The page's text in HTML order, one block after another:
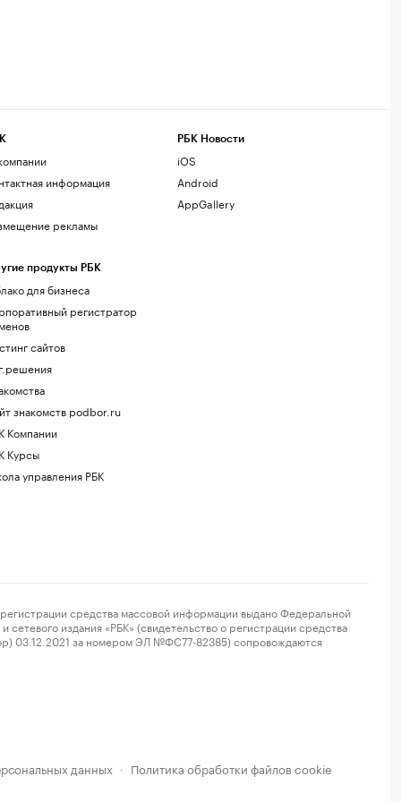
информация
рекламы
продукты РБК
для бизнеса
регистратор
сайтов
знакомств podbor.ru
Компании
Курсы
управления РБК
РБК Новости
iOS
Android
AppGallery
средства массовой информации выдано Федеральной
издания «РБК» (свидетельство о регистрации средства
03.12.2021 за номером ЭЛ №ФС77-82385) сопровождаются
данных · Политика обработки файлов cookie